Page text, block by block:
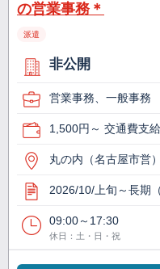
の営業事務＊
派遣
非公開
営業事務、一般事務
1,500円～ 交通費支
丸の内（名古屋市営
2026/10/上旬～長期
09:00～17:30
休日：土・日・祝